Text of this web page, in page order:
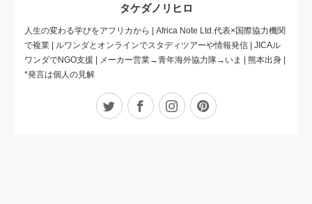
タケダノリヒロ
人生の変わる学びをアフリカから | Africa Note Ltd.代表×国際協力機関
で複業 | ルワンダとオンラインでスタディツアーや情報発信 | JICAル
ワンダでNGO支援 | メーカー営業→青年海外協力隊→いま | 熊本出身 |
*発言は個人の見解
Twitter FacebookInstagramPinterest